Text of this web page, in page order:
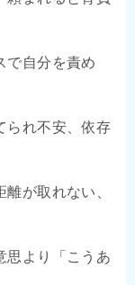
で自分を責め
られ不安、依存
離が取れない、
思より「こうあ